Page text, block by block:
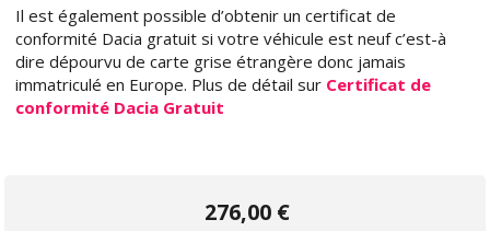
Il est également possible d’obtenir un certificat de
conformité Dacia gratuit si votre véhicule est neuf c’est-à
dire dépourvu de carte grise étrangère donc jamais
immatriculé en Europe. Plus de détail sur Certificat de
conformité Dacia Gratuit
276,00 €